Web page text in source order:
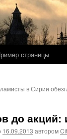
страницы
в Сирии
до акций:
16.09.2013 автором